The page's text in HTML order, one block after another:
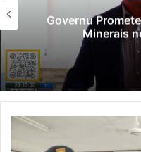
Governu
Minerais